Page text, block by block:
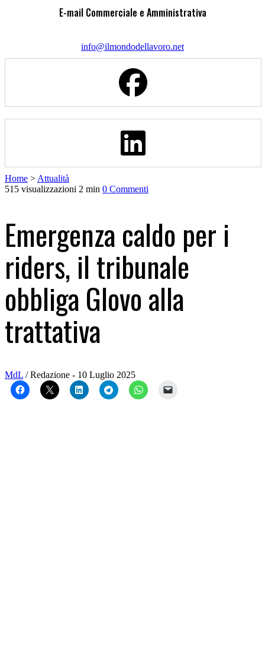
E-mail Commerciale e Amministrativa
info@ilmondodellavoro.net
Home > Attualità
515 visualizzazioni 2 min 0 Commenti
Emergenza caldo per i
riders, il tribunale
obbliga Glovo alla
trattativa
MdL / Redazione - 10 Luglio 2025